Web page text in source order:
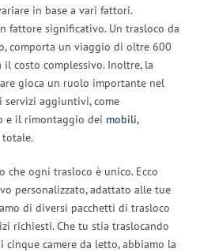
in base a vari fattori.
fattore significativo. Un trasloco da
comporta un viaggio di oltre 600
costo complessivo. Inoltre, la
gioca un ruolo importante nel
servizi aggiuntivi, come
e il rimontaggio dei mobili,
totale.
che ogni trasloco è unico. Ecco
personalizzato, adattato alle tue
di diversi pacchetti di trasloco
richiesti. Che tu stia traslocando
camere da letto, abbiamo la